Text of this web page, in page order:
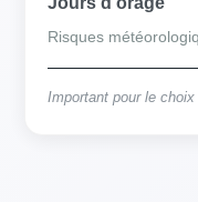
Risques
Important pour le